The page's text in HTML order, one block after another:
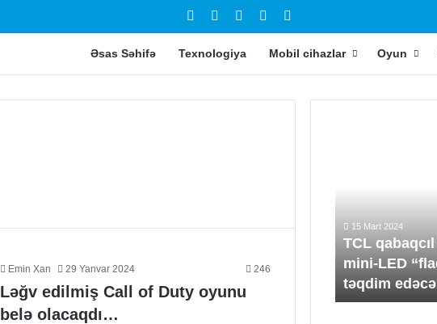
FacebookYouTubeInstagram
TikTok
Əsas Səhifə Texnologiya Mobil cihazlar Oyun
Emin Xan 29 Yanvar 2024 246
Ləğv edilmiş Call of Duty oyunu
belə olacaqdı…
ekranını
təqdim
edəcək.
15 Mart 2024
TCL
mini-LED
təqdim